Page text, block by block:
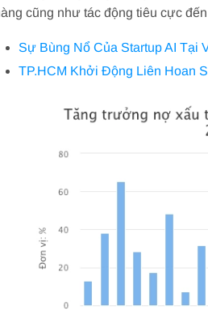
cũng như tác động tiêu cực
Sự Bùng Nổ Của Startup AI Tại
TP.HCM Khởi Động Liên Hoan